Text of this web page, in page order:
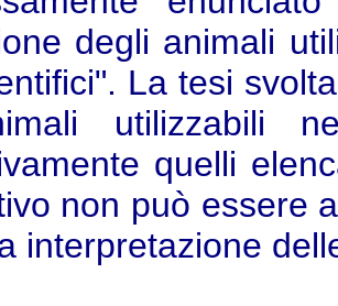
degli animali
La tesi
utilizzabili
quelli
non può essere
interpretazione